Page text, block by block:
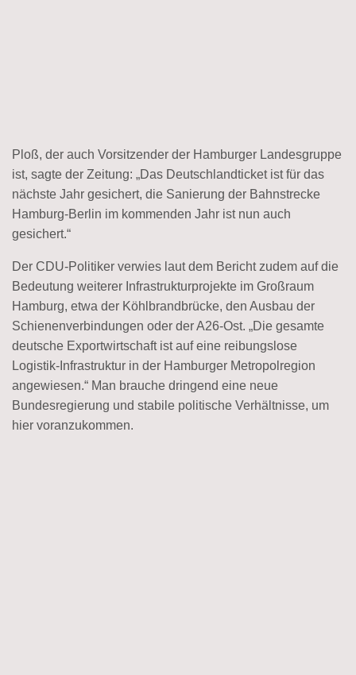
Ploß, der auch Vorsitzender der Hamburger Landesgruppe
ist, sagte der Zeitung: „Das Deutschlandticket ist für das
nächste Jahr gesichert, die Sanierung der Bahnstrecke
Hamburg-Berlin im kommenden Jahr ist nun auch
gesichert.“
Der CDU-Politiker verwies laut dem Bericht zudem auf die
Bedeutung weiterer Infrastrukturprojekte im Großraum
Hamburg, etwa der Köhlbrandbrücke, den Ausbau der
Schienenverbindungen oder der A26-Ost. „Die gesamte
deutsche Exportwirtschaft ist auf eine reibungslose
Logistik-Infrastruktur in der Hamburger Metropolregion
angewiesen.“ Man brauche dringend eine neue
Bundesregierung und stabile politische Verhältnisse, um
hier voranzukommen.